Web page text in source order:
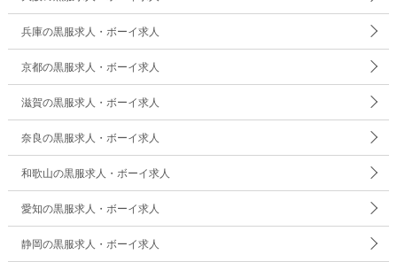
兵庫の黒服求人・ボーイ求人
京都の黒服求人・ボーイ求人
滋賀の黒服求人・ボーイ求人
奈良の黒服求人・ボーイ求人
和歌山の黒服求人・ボーイ求人
愛知の黒服求人・ボーイ求人
静岡の黒服求人・ボーイ求人